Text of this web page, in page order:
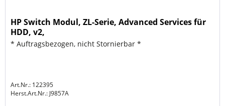
HP Switch Modul, ZL-Serie, Advanced Services für
HDD, v2,
* Auftragsbezogen, nicht Stornierbar *
Art.Nr.: 122395
Herst.Art.Nr.: J9857A